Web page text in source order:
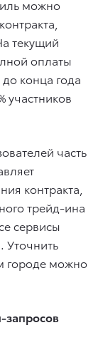
можно
текущий
оплаты
конца года
участников
часть
контракта,
трейд-ина
сервисы
Уточнить
городе можно
запросов